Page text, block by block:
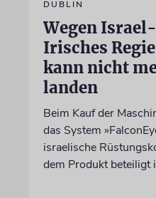
DUBLIN
Wegen
Irisches
kann nicht
landen
Beim Kauf der
das System
israelische
dem Produkt beteiligt